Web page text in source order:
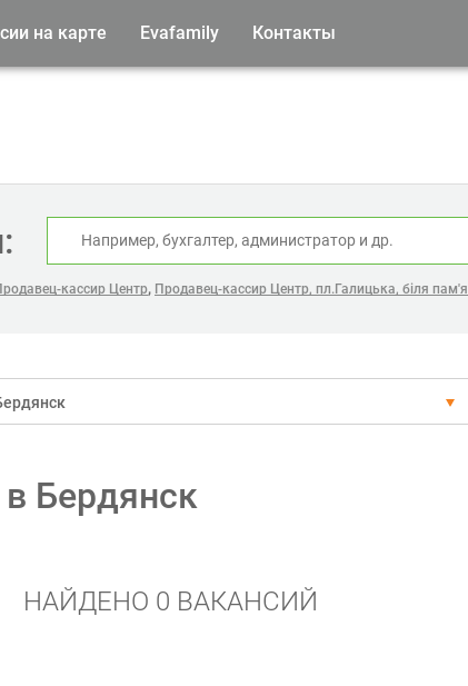
на карте Evafamily Контакты
кассир Центр, Продавец-кассир Центр, пл.Галицька, біля
Бердянск
НАЙДЕНО 0 ВАКАНСИЙ